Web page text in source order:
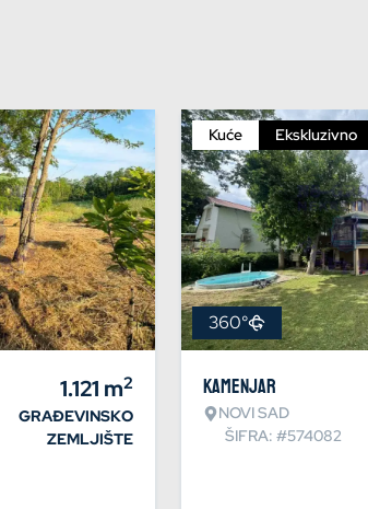
1.121 m2
GRAĐEVINSKO
ZEMLJIŠTE
Kuće Ekskluzivno
360°
Kamenjar
NOVI SAD
ŠIFRA: #574082